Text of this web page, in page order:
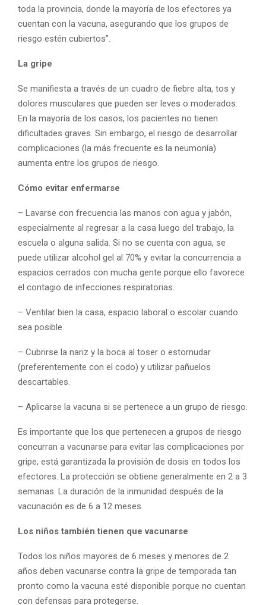
toda la provincia, donde la mayoría de los efectores ya
cuentan con la vacuna, asegurando que los grupos de
riesgo estén cubiertos”.
La gripe
Se manifiesta a través de un cuadro de fiebre alta, tos y
dolores musculares que pueden ser leves o moderados.
En la mayoría de los casos, los pacientes no tienen
dificultades graves. Sin embargo, el riesgo de desarrollar
complicaciones (la más frecuente es la neumonía)
aumenta entre los grupos de riesgo.
Cómo evitar enfermarse
– Lavarse con frecuencia las manos con agua y jabón,
especialmente al regresar a la casa luego del trabajo, la
escuela o alguna salida. Si no se cuenta con agua, se
puede utilizar alcohol gel al 70% y evitar la concurrencia a
espacios cerrados con mucha gente porque ello favorece
el contagio de infecciones respiratorias.
– Ventilar bien la casa, espacio laboral o escolar cuando
sea posible.
– Cubrirse la nariz y la boca al toser o estornudar
(preferentemente con el codo) y utilizar pañuelos
descartables.
– Aplicarse la vacuna si se pertenece a un grupo de riesgo.
Es importante que los que pertenecen a grupos de riesgo
concurran a vacunarse para evitar las complicaciones por
gripe, está garantizada la provisión de dosis en todos los
efectores. La protección se obtiene generalmente en 2 a 3
semanas. La duración de la inmunidad después de la
vacunación es de 6 a 12 meses.
Los niños también tienen que vacunarse
Todos los niños mayores de 6 meses y menores de 2
años deben vacunarse contra la gripe de temporada tan
pronto como la vacuna esté disponible porque no cuentan
con defensas para protegerse.